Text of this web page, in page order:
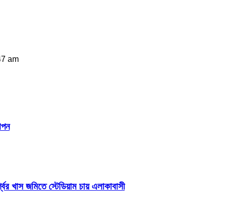
am
খাস জমিতে স্টেডিয়াম চায় এলাকাবাসী